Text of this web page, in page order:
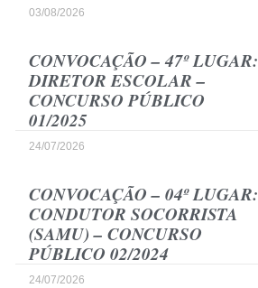
03/08/2026
CONVOCAÇÃO – 47º LUGAR:
DIRETOR ESCOLAR –
CONCURSO PÚBLICO
01/2025
24/07/2026
CONVOCAÇÃO – 04º LUGAR:
CONDUTOR SOCORRISTA
(SAMU) – CONCURSO
PÚBLICO 02/2024
24/07/2026